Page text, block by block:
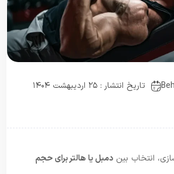
تاریخ انتشار : ۲۵ اردیبهشت ۱۴۰۴
انتخاب بین دمبل یا هالتر برای حجم